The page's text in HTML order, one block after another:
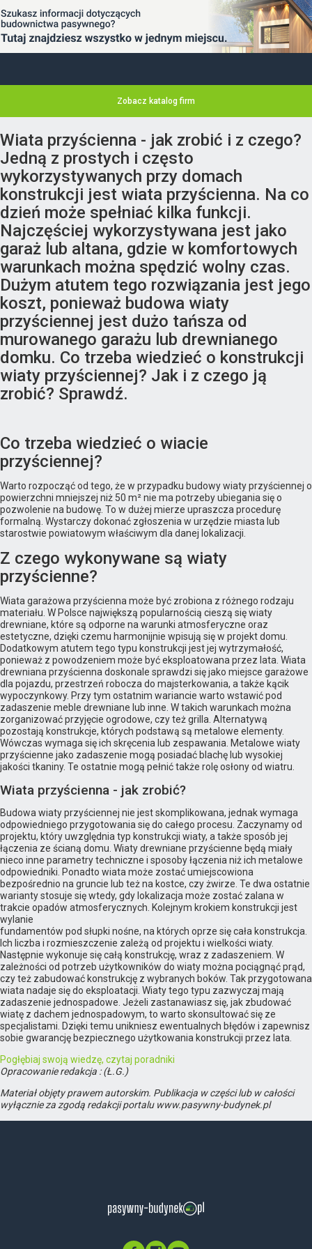
Zobacz katalog firm
Wiata przyścienna - jak zrobić i z czego?
Jedną z prostych i często
wykorzystywanych przy domach
konstrukcji jest wiata przyścienna. Na co
dzień może spełniać kilka funkcji.
Najczęściej wykorzystywana jest jako
garaż lub altana, gdzie w komfortowych
warunkach można spędzić wolny czas.
Dużym atutem tego rozwiązania jest jego
koszt, ponieważ budowa wiaty
przyściennej jest dużo tańsza od
murowanego garażu lub drewnianego
domku. Co trzeba wiedzieć o konstrukcji
wiaty przyściennej? Jak i z czego ją
zrobić? Sprawdź.
Co trzeba wiedzieć o wiacie
przyściennej?
Warto rozpocząć od tego, że w przypadku budowy wiaty przyściennej o
powierzchni mniejszej niż 50 m² nie ma potrzeby ubiegania się o
pozwolenie na budowę. To w dużej mierze upraszcza procedurę
formalną. Wystarczy dokonać zgłoszenia w urzędzie miasta lub
starostwie powiatowym właściwym dla danej lokalizacji.
Z czego wykonywane są wiaty
przyścienne?
Wiata garażowa przyścienna może być zrobiona z różnego rodzaju
materiału. W Polsce największą popularnością cieszą się wiaty
drewniane, które są odporne na warunki atmosferyczne oraz
estetyczne, dzięki czemu harmonijnie wpisują się w projekt domu.
Dodatkowym atutem tego typu konstrukcji jest jej wytrzymałość,
ponieważ z powodzeniem może być eksploatowana przez lata. Wiata
drewniana przyścienna doskonale sprawdzi się jako miejsce garażowe
dla pojazdu, przestrzeń robocza do majsterkowania, a także kącik
wypoczynkowy. Przy tym ostatnim wariancie warto wstawić pod
zadaszenie meble drewniane lub inne. W takich warunkach można
zorganizować przyjęcie ogrodowe, czy też grilla. Alternatywą
pozostają konstrukcje, których podstawą są metalowe elementy.
Wówczas wymaga się ich skręcenia lub zespawania. Metalowe wiaty
przyścienne jako zadaszenie mogą posiadać blachę lub wysokiej
jakości tkaniny. Te ostatnie mogą pełnić także rolę osłony od wiatru.
Wiata przyścienna - jak zrobić?
Budowa wiaty przyściennej nie jest skomplikowana, jednak wymaga
odpowiedniego przygotowania się do całego procesu. Zaczynamy od
projektu, który uwzględnia typ konstrukcji wiaty, a także sposób jej
łączenia ze ścianą domu. Wiaty drewniane przyścienne będą miały
nieco inne parametry techniczne i sposoby łączenia niż ich metalowe
odpowiedniki. Ponadto wiata może zostać umiejscowiona
bezpośrednio na gruncie lub też na kostce, czy żwirze. Te dwa ostatnie
warianty stosuje się wtedy, gdy lokalizacja może zostać zalana w
trakcie opadów atmosferycznych. Kolejnym krokiem konstrukcji jest
wylanie
fundamentów pod słupki nośne, na których oprze się cała konstrukcja.
Ich liczba i rozmieszczenie zależą od projektu i wielkości wiaty.
Następnie wykonuje się całą konstrukcję, wraz z zadaszeniem. W
zależności od potrzeb użytkowników do wiaty można pociągnąć prąd,
czy też zabudować konstrukcję z wybranych boków. Tak przygotowana
wiata nadaje się do eksploatacji. Wiaty tego typu zazwyczaj mają
zadaszenie jednospadowe. Jeżeli zastanawiasz się, jak zbudować
wiatę z dachem jednospadowym, to warto skonsultować się ze
specjalistami. Dzięki temu unikniesz ewentualnych błędów i zapewnisz
sobie gwarancję bezpiecznego użytkowania konstrukcji przez lata.
Pogłębiaj swoją wiedzę, czytaj poradniki
Opracowanie redakcja : (Ł.G.)
Materiał objęty prawem autorskim. Publikacja w części lub w całości
wyłącznie za zgodą redakcji portalu www.pasywny-budynek.pl